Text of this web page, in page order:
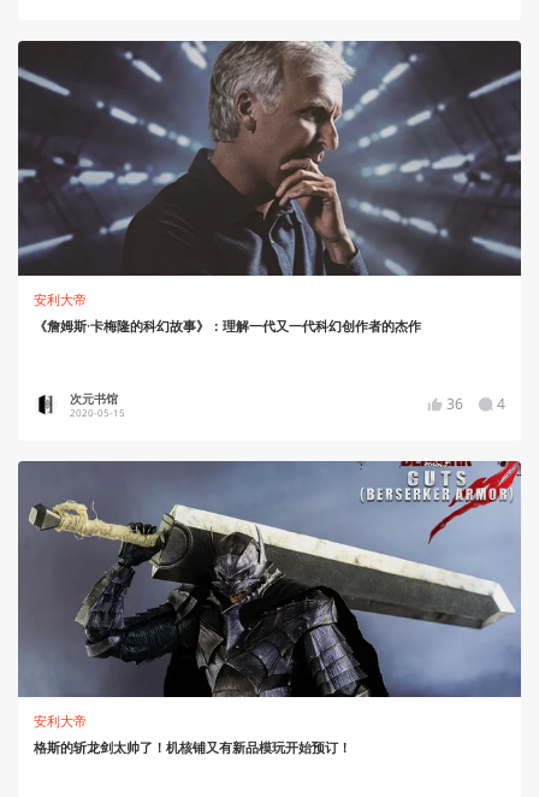
安利大帝
《詹姆斯·卡梅隆的科幻故事》：理解一代又一代科幻创作者的杰作
次元书馆
2020-05-15 36 4
安利大帝
格斯的斩龙剑太帅了！机核铺又有新品模玩开始预订！